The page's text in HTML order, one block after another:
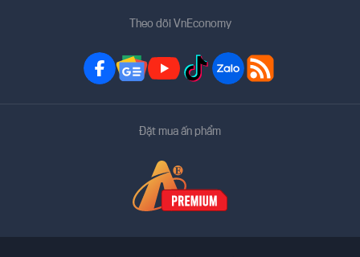
Theo dõi VnEconomy
Đặt mua ấn phẩm